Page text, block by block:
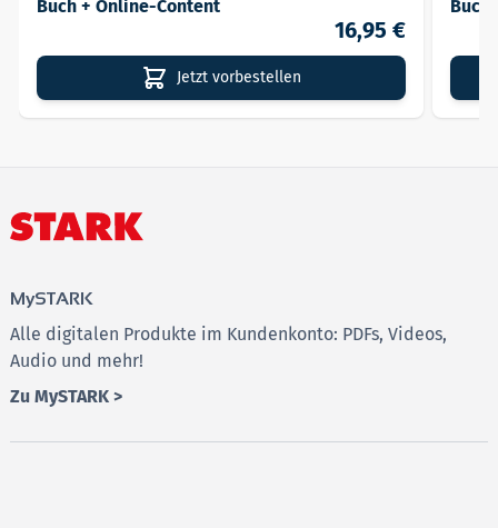
Buch + Online-Content
16,95 €
Jetzt vorbestellen
Buch
MySTARK
Alle digitalen Produkte im Kundenkonto: PDFs, Videos,
Audio und mehr!
Zu MySTARK >